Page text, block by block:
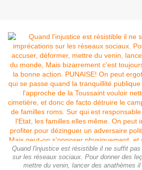
Quand l'injustice est résistible il ne suffit
sur les réseaux sociaux. Pour donner des
mettre du venin, lancer des anathèmes